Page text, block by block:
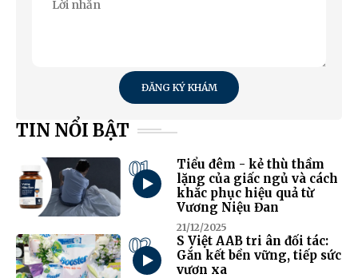
ĐĂNG KÝ KHÁM
TIN NỔI BẬT
01
Tiểu đêm - kẻ thù thầm
lặng của giấc ngủ và cách
khắc phục hiệu quả từ
Vương Niệu Đan
21/12/2025
02
S Việt AAB tri ân đối tác:
Gắn kết bền vững, tiếp sức
vươn xa